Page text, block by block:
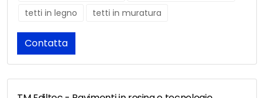
tetti in legno
tetti in muratura
Contatta